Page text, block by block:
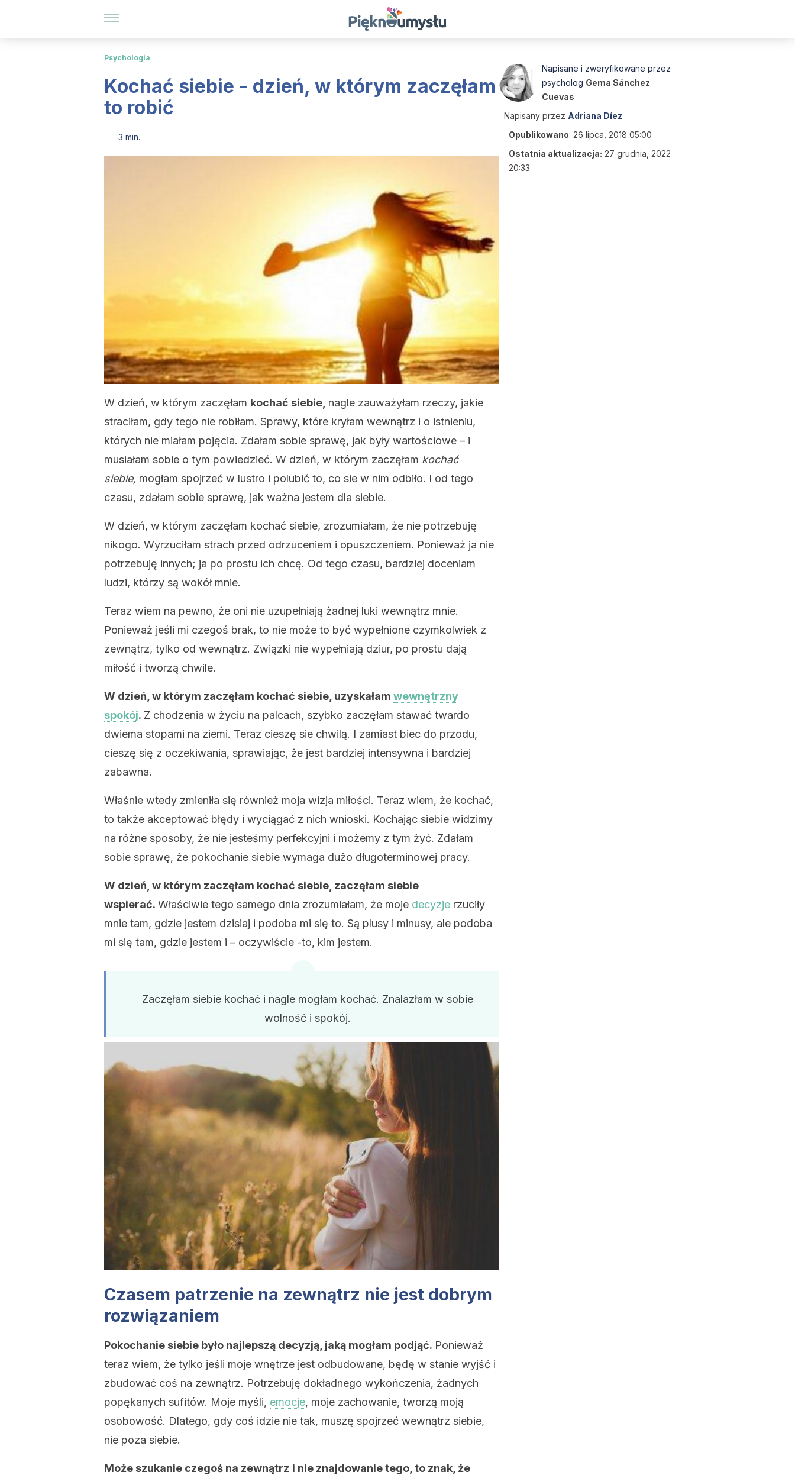
Psychologia
Kochać siebie - dzień, w którym zaczęłam
to robić
3 min.
W dzień, w którym zaczęłam kochać siebie, nagle zauważyłam rzeczy, jakie
straciłam, gdy tego nie robiłam. Sprawy, które kryłam wewnątrz i o istnieniu,
których nie miałam pojęcia. Zdałam sobie sprawę, jak były wartościowe – i
musiałam sobie o tym powiedzieć. W dzień, w którym zaczęłam kochać
siebie, mogłam spojrzeć w lustro i polubić to, co sie w nim odbiło. I od tego
czasu, zdałam sobie sprawę, jak ważna jestem dla siebie.
W dzień, w którym zaczęłam kochać siebie, zrozumiałam, że nie potrzebuję
nikogo. Wyrzuciłam strach przed odrzuceniem i opuszczeniem. Ponieważ ja nie
potrzebuję innych; ja po prostu ich chcę. Od tego czasu, bardziej doceniam
ludzi, którzy są wokół mnie.
Teraz wiem na pewno, że oni nie uzupełniają żadnej luki wewnątrz mnie.
Ponieważ jeśli mi czegoś brak, to nie może to być wypełnione czymkolwiek z
zewnątrz, tylko od wewnątrz. Związki nie wypełniają dziur, po prostu dają
miłość i tworzą chwile.
W dzień, w którym zaczęłam kochać siebie, uzyskałam wewnętrzny
spokój. Z chodzenia w życiu na palcach, szybko zaczęłam stawać twardo
dwiema stopami na ziemi. Teraz cieszę sie chwilą. I zamiast biec do przodu,
cieszę się z oczekiwania, sprawiając, że jest bardziej intensywna i bardziej
zabawna.
Właśnie wtedy zmieniła się również moja wizja miłości. Teraz wiem, że kochać,
to także akceptować błędy i wyciągać z nich wnioski. Kochając siebie widzimy
na różne sposoby, że nie jesteśmy perfekcyjni i możemy z tym żyć. Zdałam
sobie sprawę, że pokochanie siebie wymaga dużo długoterminowej pracy.
W dzień, w którym zaczęłam kochać siebie, zaczęłam siebie
wspierać. Właściwie tego samego dnia zrozumiałam, że moje decyzje rzuciły
mnie tam, gdzie jestem dzisiaj i podoba mi się to. Są plusy i minusy, ale podoba
mi się tam, gdzie jestem i – oczywiście -to, kim jestem.
Zaczęłam siebie kochać i nagle mogłam kochać. Znalazłam w sobie
wolność i spokój.
Czasem patrzenie na zewnątrz nie jest dobrym
rozwiązaniem
Pokochanie siebie było najlepszą decyzją, jaką mogłam podjąć. Ponieważ
teraz wiem, że tylko jeśli moje wnętrze jest odbudowane, będę w stanie wyjść i
zbudować coś na zewnątrz. Potrzebuję dokładnego wykończenia, żadnych
popękanych sufitów. Moje myśli, emocje, moje zachowanie, tworzą moją
osobowość. Dlatego, gdy coś idzie nie tak, muszę spojrzeć wewnątrz siebie,
nie poza siebie.
Może szukanie czegoś na zewnątrz i nie znajdowanie tego, to znak, że
Napisane i zweryfikowane przez
psycholog Gema Sánchez
Cuevas
Napisany przez Adriana Díez
Opublikowano: 26 lipca, 2018 05:00
Ostatnia aktualizacja: 27 grudnia, 2022
20:33